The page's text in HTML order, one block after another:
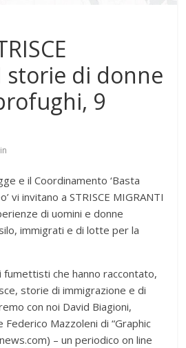
storie di donne
9
e il Coordinamento ‘Basta
vi invitano a STRISCE MIGRANTI
di uomini e donne
immigrati e di lotte per la
fumettisti che hanno raccontato,
storie di immigrazione e di
con noi David Biagioni,
Federico Mazzoleni di “Graphic
– un periodico on line